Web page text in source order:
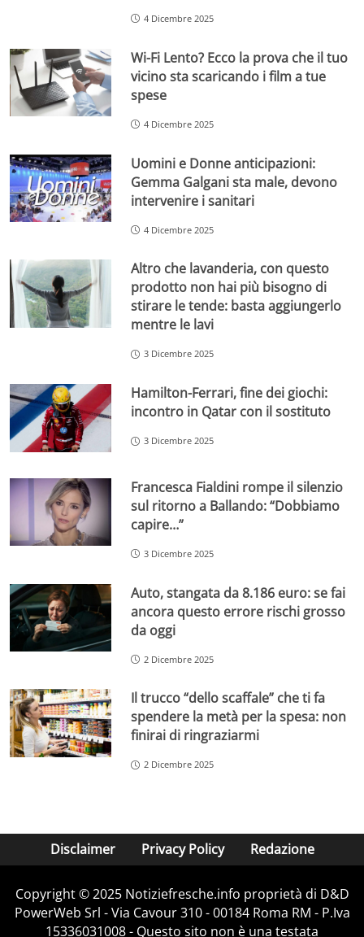
4 Dicembre 2025
Wi-Fi Lento? Ecco la prova che il tuo
vicino sta scaricando i film a tue
spese
4 Dicembre 2025
Uomini e Donne anticipazioni:
Gemma Galgani sta male, devono
intervenire i sanitari
4 Dicembre 2025
Altro che lavanderia, con questo
prodotto non hai più bisogno di
stirare le tende: basta aggiungerlo
mentre le lavi
3 Dicembre 2025
Hamilton-Ferrari, fine dei giochi:
incontro in Qatar con il sostituto
3 Dicembre 2025
Francesca Fialdini rompe il silenzio
sul ritorno a Ballando: “Dobbiamo
capire…”
3 Dicembre 2025
Auto, stangata da 8.186 euro: se fai
ancora questo errore rischi grosso
da oggi
2 Dicembre 2025
Il trucco “dello scaffale” che ti fa
spendere la metà per la spesa: non
finirai di ringraziarmi
2 Dicembre 2025
Disclaimer Privacy Policy Redazione
Copyright © 2025 Notiziefresche.info proprietà di D&D
PowerWeb Srl - Via Cavour 310 - 00184 Roma RM - P.Iva
15336031008 - Questo sito non è una testata